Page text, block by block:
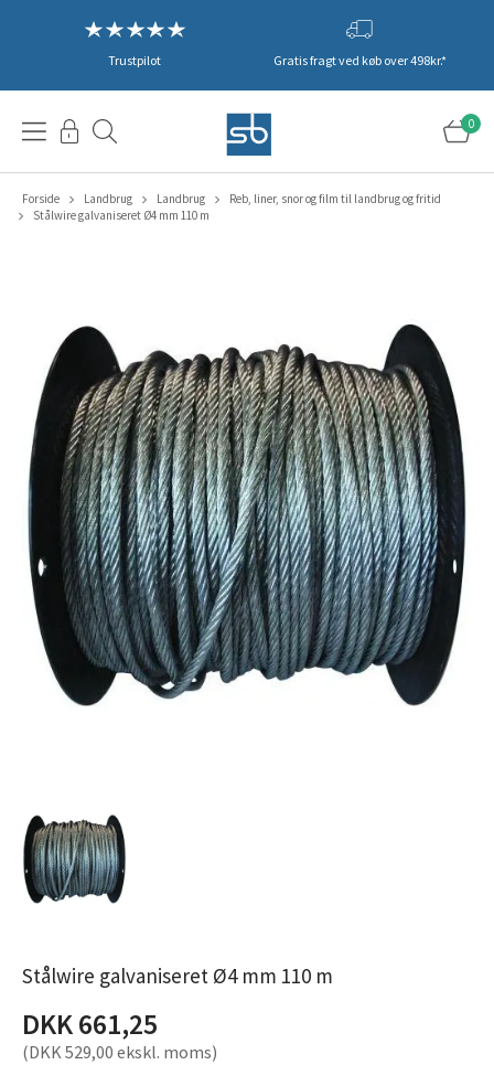
Trustpilot Gratis fragt ved køb over 498kr.*
0
Forside Landbrug Landbrug
Reb, liner, snor og film til landbrug og fritid
Stålwire galvaniseret Ø4 mm 110 m
Stålwire galvaniseret Ø4 mm 110 m
DKK 661,25
(DKK 529,00 ekskl. moms)